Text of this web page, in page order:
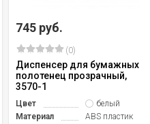
745 руб.
(0)
Диспенсер для бумажных
полотенец прозрачный,
3570-1
Цвет
белый
Материал
ABS пластик